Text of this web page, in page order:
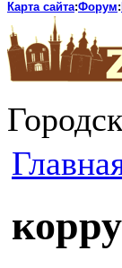
Карта сайта:Форум: